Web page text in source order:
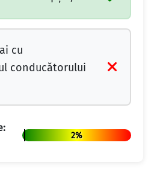
cu
conducătorului
2%